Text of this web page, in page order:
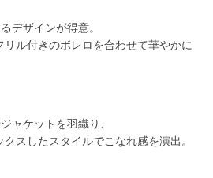
デザインが得意。
ル付きのボレロを合わせて華やかに
ャケットを羽織り、
スしたスタイルでこなれ感を演出。